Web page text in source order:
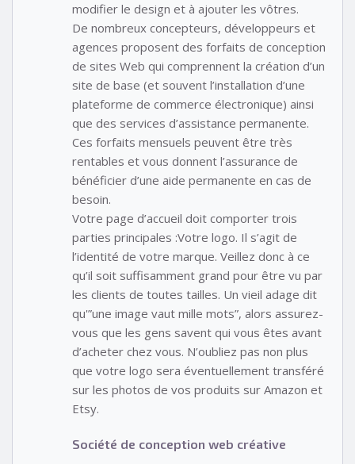
modifier le design et à ajouter les vôtres.
De nombreux concepteurs, développeurs et
agences proposent des forfaits de conception
de sites Web qui comprennent la création d’un
site de base (et souvent l’installation d’une
plateforme de commerce électronique) ainsi
que des services d’assistance permanente.
Ces forfaits mensuels peuvent être très
rentables et vous donnent l’assurance de
bénéficier d’une aide permanente en cas de
besoin.
Votre page d’accueil doit comporter trois
parties principales :Votre logo. Il s’agit de
l’identité de votre marque. Veillez donc à ce
qu’il soit suffisamment grand pour être vu par
les clients de toutes tailles. Un vieil adage dit
qu'”une image vaut mille mots”, alors assurez-
vous que les gens savent qui vous êtes avant
d’acheter chez vous. N’oubliez pas non plus
que votre logo sera éventuellement transféré
sur les photos de vos produits sur Amazon et
Etsy.
Société de conception web créative